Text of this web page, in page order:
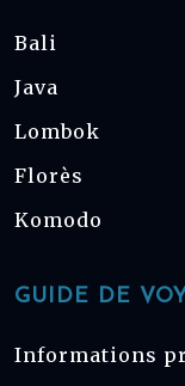
Bali
Java
Lombok
Florès
Komodo
GUIDE DE
Informations